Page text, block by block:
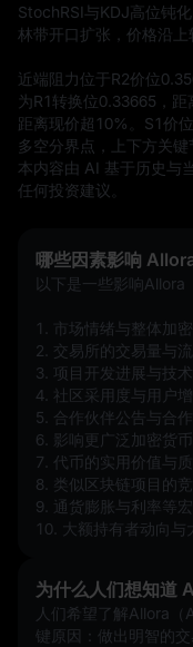
StochRSI与KDJ高位钝
林带开口扩张，价格沿上
近端阻力位于R2价位
为R1转换位0.33665，
距离现价超10%。S1价
多空分界点，上下方关键
本内容由 AI 基于历史与
任何投资建议。
哪些因素影响
以下是一些影响Allora
1. 市场情绪与整体加
2. 交易所的交易量与
3. 项目开发进展与技
4. 社区采用度与用户
5. 合作伙伴公告与合
6. 影响更广泛加密货
7. 代币的实用价值与
8. 类似区块链项目的
9. 通货膨胀与利率等
10. 大额持有者动向与
为什么人们想知道
人们希望了解Allora
键原因：做出明智的